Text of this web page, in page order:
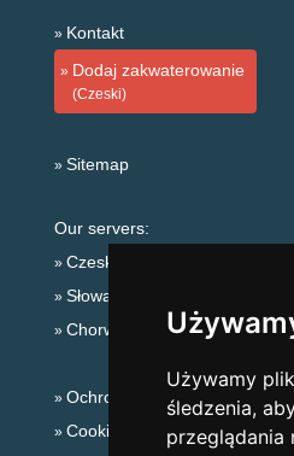
Używamy
śledzenia,
przeglądania
Kontakt
Dodaj zakwaterowanie
(Czeski)
Sitemap
Our servers:
Czeskie Góry
Słowackie góry
Chorwacja
Ochrona prywatności
Cookies